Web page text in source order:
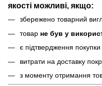
якості можливі, якщо:
збережено товарний
товар не був у
є підтвердження
витрати на доставку
з моменту отримання